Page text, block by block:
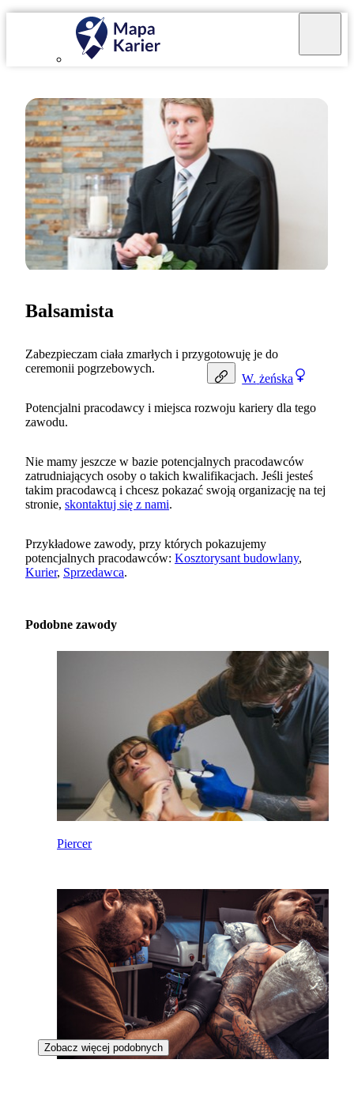
W. żeńska
Balsamista
Zabezpieczam ciała zmarłych i przygotowuję je do
ceremonii pogrzebowych.
Potencjalni pracodawcy i miejsca rozwoju kariery dla tego
zawodu.
Nie mamy jeszcze w bazie potencjalnych pracodawców
zatrudniających osoby o takich kwalifikacjach. Jeśli jesteś
takim pracodawcą i chcesz pokazać swoją organizację na tej
stronie, skontaktuj się z nami.
Przykładowe zawody, przy których pokazujemy
potencjalnych pracodawców: Kosztorysant budowlany,
Kurier, Sprzedawca.
Podobne zawody
Piercer
Zobacz więcej podobnych